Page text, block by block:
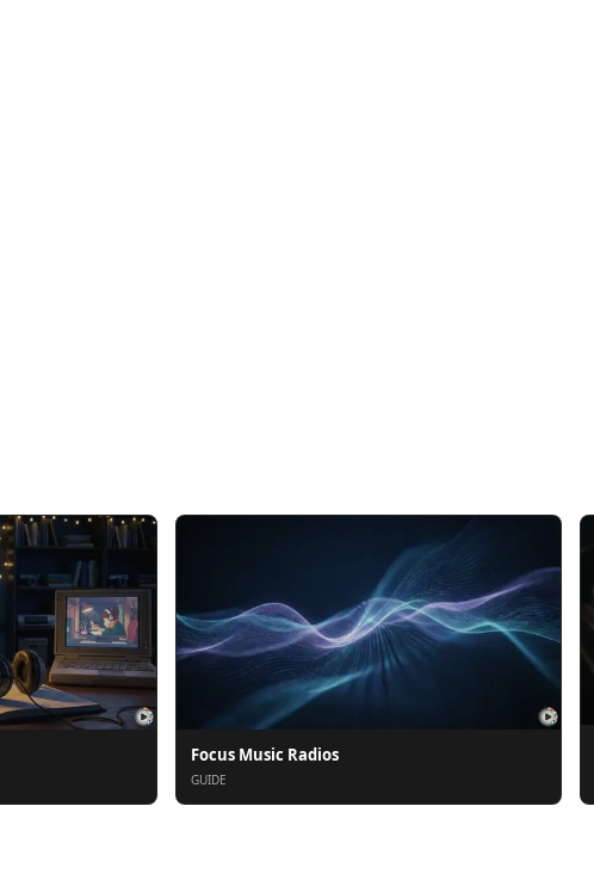
Focus Music Radios
GUIDE